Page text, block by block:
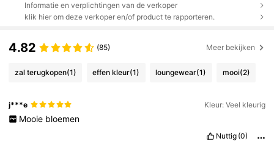
Informatie en verplichtingen van de verkoper
klik hier om deze verkoper en/of product te rapporteren.
4.82 (85) Meer bekijken
zal terugkopen(1) effen kleur(1) loungewear(1) mooi(2)
j***e Kleur: Veel kleurig
Mooie bloemen
Nuttig (0)